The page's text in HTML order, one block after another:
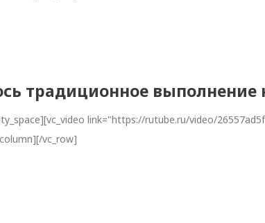
традиционное
link="https://rutube.ru/video/
vc_row]